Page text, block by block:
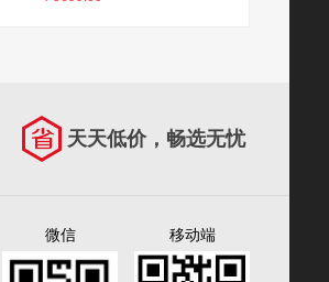
天天低价，畅选无忧
微信 移动端